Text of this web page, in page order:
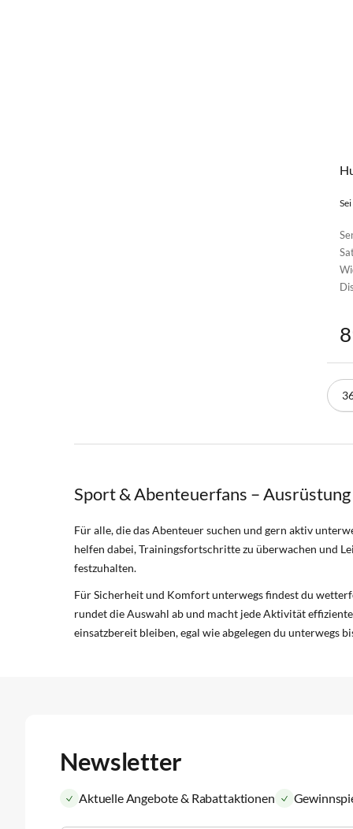
Sport & Abenteuerfans –
Für alle, die das Abenteuer suchen und gern aktiv
helfen dabei, Trainingsfortschritte zu überwachen und
festzuhalten.
Für Sicherheit und Komfort unterwegs findest du
rundet die Auswahl ab und macht jede Aktivität
einsatzbereit bleiben, egal wie abgelegen du unterwegs
Newsletter
Aktuelle Angebote & Rabattaktionen